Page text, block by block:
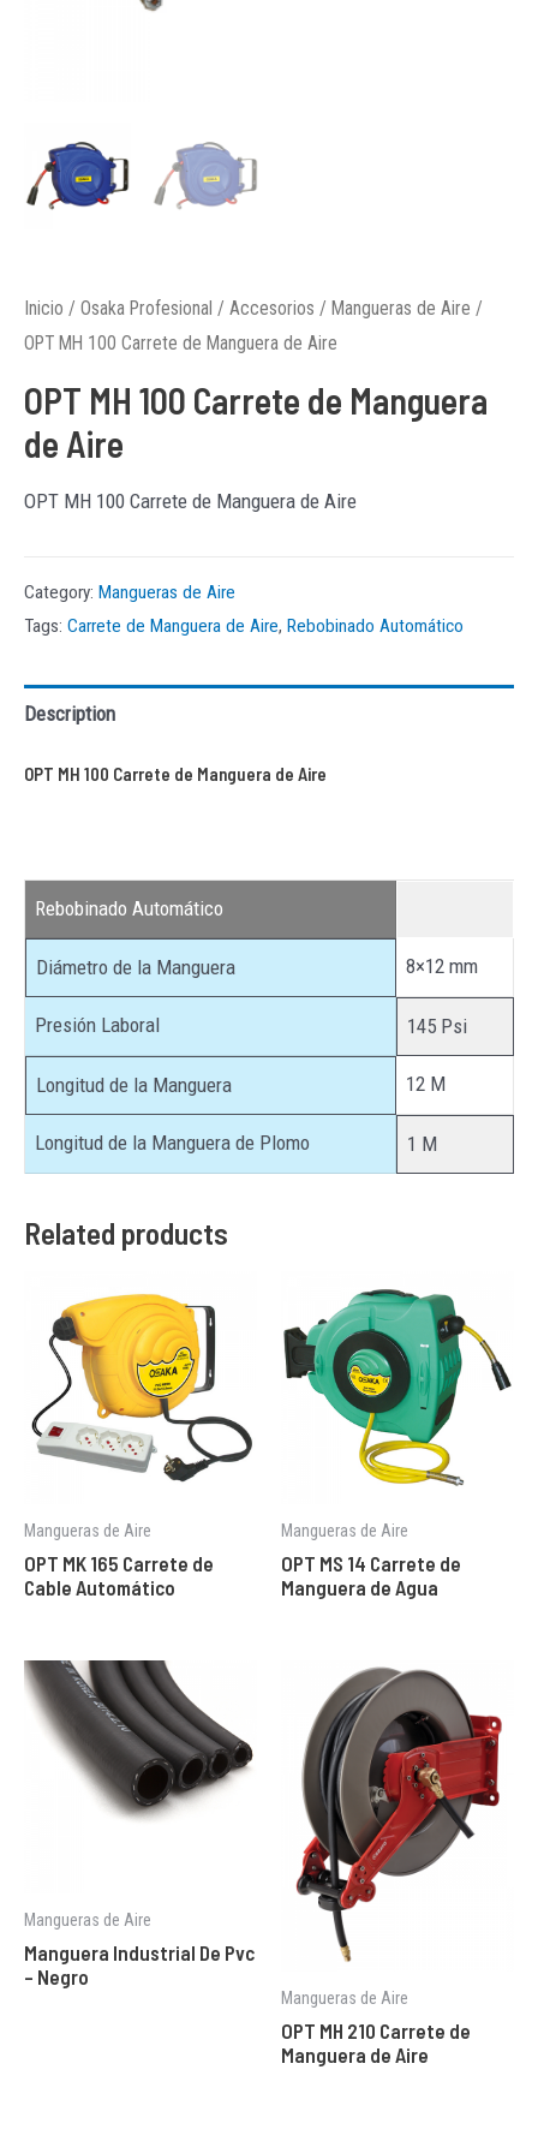
Inicio / Osaka Profesional / Accesorios / Mangueras de Aire /
OPT MH 100 Carrete de Manguera de Aire
OPT MH 100 Carrete de Manguera
de Aire
OPT MH 100 Carrete de Manguera de Aire
Category: Mangueras de Aire
Tags: Carrete de Manguera de Aire, Rebobinado Automático
Description
OPT MH 100 Carrete de Manguera de Aire
Rebobinado Automático
Diámetro de la Manguera 8×12 mm
Presión Laboral 145 Psi
Longitud de la Manguera 12 M
Longitud de la Manguera de Plomo 1 M
Related products
Mangueras de Aire
OPT MK 165 Carrete de
Cable Automático
Mangueras de Aire
OPT MS 14 Carrete de
Manguera de Agua
Mangueras de Aire
Manguera Industrial De Pvc
– Negro
Mangueras de Aire
OPT MH 210 Carrete de
Manguera de Aire